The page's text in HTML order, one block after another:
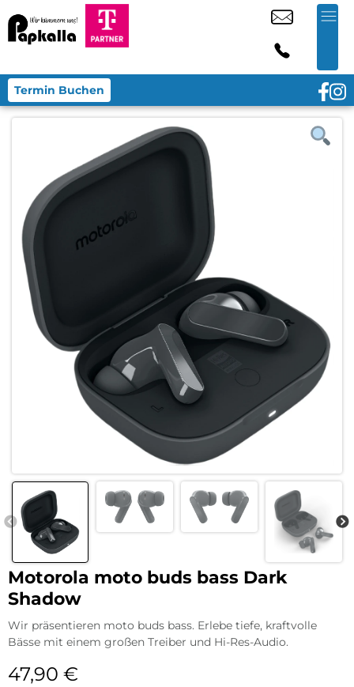
Termin Buchen
Motorola moto buds bass Dark
Shadow
Wir präsentieren moto buds bass. Erlebe tiefe, kraftvolle
Bässe mit einem großen Treiber und Hi-Res-Audio.
47,90 €